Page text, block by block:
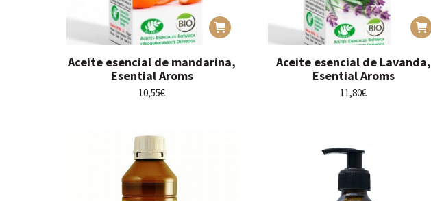
Aceite esencial de mandarina,
Esential Aroms
10,55€
Aceite esencial de Lavanda,
Esential Aroms
11,80€